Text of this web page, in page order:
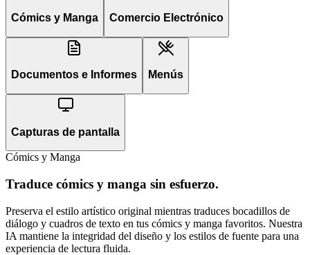
Cómics y Manga Comercio Electrónico
Documentos e Informes Menús
Capturas de pantalla
Cómics y Manga
Traduce cómics y manga sin esfuerzo.
Preserva el estilo artístico original mientras traduces bocadillos de
diálogo y cuadros de texto en tus cómics y manga favoritos. Nuestra
IA mantiene la integridad del diseño y los estilos de fuente para una
experiencia de lectura fluida.